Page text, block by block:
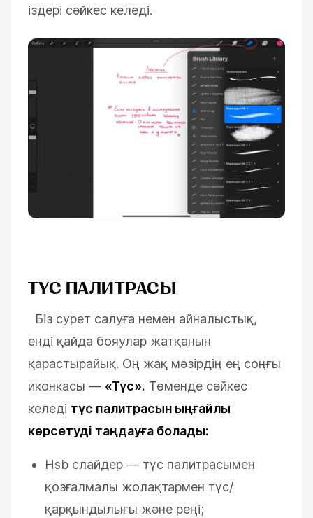
іздері сәйкес келеді.
ТҮС ПАЛИТРАСЫ
Біз сурет салуға немен айналыстық,
енді қайда бояулар жатқанын
қарастырайық. Оң жақ мәзірдің ең соңғы
иконкасы — «Түс». Төменде сәйкес
келеді түс палитрасын ыңғайлы
көрсетуді таңдауға болады:
Hsb слайдер — түс палитрасымен
қозғалмалы жолақтармен түс/
қарқындылығы және реңі;